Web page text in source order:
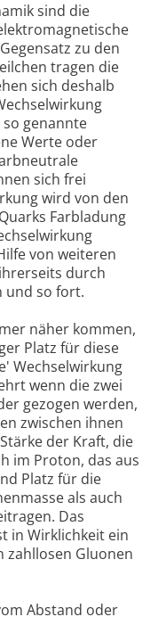
sind die
zu den
tragen die
sich deshalb
genannte
Werte oder
sich frei
wird von den
Farbladung
von weiteren
durch
und so fort.
näher kommen,
Platz für diese
Wechselwirkung
wenn die zwei
gezogen werden,
zwischen ihnen
der Kraft, die
im Proton, das aus
Platz für die
als auch
Das
in Wirklichkeit ein
zahllosen Gluonen
Abstand oder